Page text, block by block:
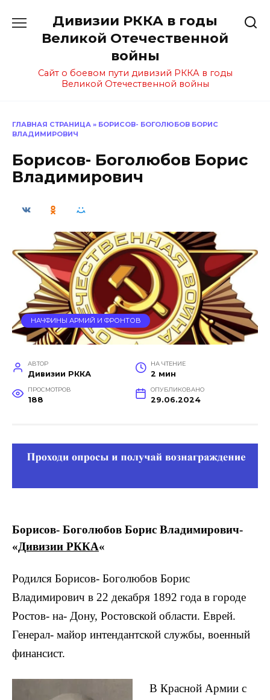
содержанию
Дивизии РККА в годы
Великой Отечественной
войны
Сайт о боевом пути дивизий РККА в годы
Великой Отечественной войны
ГЛАВНАЯ СТРАНИЦА » БОРИСОВ- БОГОЛЮБОВ БОРИС
ВЛАДИМИРОВИЧ
Борисов- Боголюбов Борис
Владимирович
НАЧФИНЫ АРМИЙ И ФРОНТОВ
АВТОР
Дивизии РККА
НА ЧТЕНИЕ
2 мин
ПРОСМОТРОВ
188
ОПУБЛИКОВАНО
29.06.2024
Борисов- Боголюбов Борис Владимирович-
«Дивизии РККА«
Родился Борисов- Боголюбов Борис
Владимирович в 22 декабря 1892 года в городе
Ростов- на- Дону, Ростовской области. Еврей.
Генерал- майор интендантской службы, военный
финансист.
В Красной Армии с